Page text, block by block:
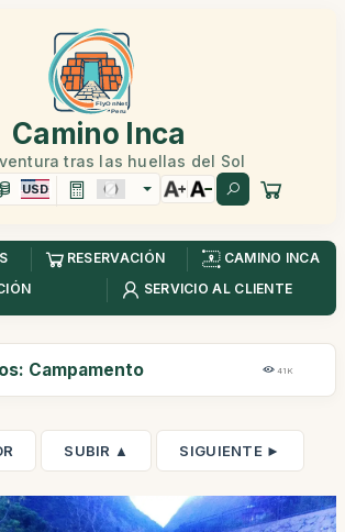
Camino Inca
tras las huellas del Sol
USD
RESERVACIÓN
CAMINO INCA
SERVICIO AL CLIENTE
Campamento 41K
SUBIR ▲ SIGUIENTE ►